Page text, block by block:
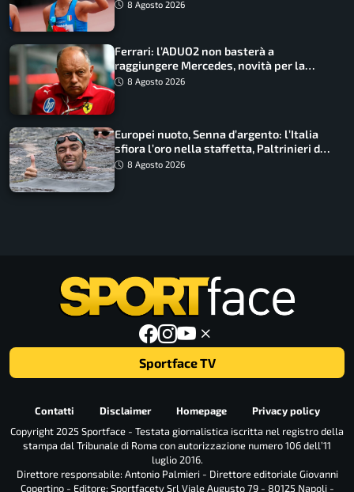
8 Agosto 2026
Ferrari: l’ADUO2 non basterà a
raggiungere Mercedes, novità per la
Macarena
8 Agosto 2026
Europei nuoto, Senna d’argento: l’Italia
sfiora l’oro nella staffetta, Paltrinieri da
urlo, il bilancio azzurro
8 Agosto 2026
Sportface TV
Contatti Disclaimer Homepage
Privacy policy
Copyright 2025 Sportface - Testata giornalistica iscritta nel registro della
stampa dal Tribunale di Roma con autorizzazione numero 106 dell’11
luglio 2016.
Direttore responsabile: Antonio Palmieri - Direttore editoriale Giovanni
Copertino - Editore: Sportfacetv Srl Viale Augusto 79 - 80125 Napoli -